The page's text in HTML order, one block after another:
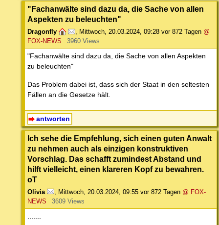
"Fachanwälte sind dazu da, die Sache von allen
Aspekten zu beleuchten"
Dragonfly , Mittwoch, 20.03.2024, 09:28 vor 872 Tagen @
FOX-NEWS
3960 Views
"Fachanwälte sind dazu da, die Sache von allen Aspekten
zu beleuchten"
Das Problem dabei ist, dass sich der Staat in den seltesten
Fällen an die Gesetze hält.
antworten
Ich sehe die Empfehlung, sich einen guten Anwalt
zu nehmen auch als einzigen konstruktiven
Vorschlag. Das schafft zumindest Abstand und
hilft vielleicht, einen klareren Kopf zu bewahren.
oT
Olivia Mittwoch, 20.03.2024, 09:55 vor 872 Tagen @ FOX-
NEWS
3609 Views